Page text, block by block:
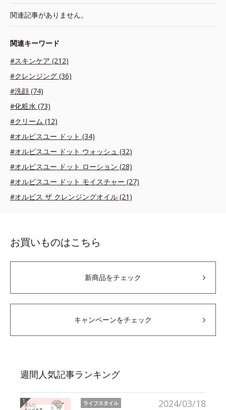
関連記事がありません。
関連キーワード
#スキンケア (212)
#クレンジング (36)
#洗顔 (74)
#化粧水 (73)
#クリーム (12)
#オルビスユー ドット (34)
#オルビスユー ドット ウォッシュ (32)
#オルビスユー ドット ローション (28)
#オルビスユー ドット モイスチャー (27)
#オルビス ザ クレンジングオイル (21)
お買いものはこちら
新商品をチェック
キャンペーンをチェック
週間人気記事ランキング
2024/03/18
ライフスタイル